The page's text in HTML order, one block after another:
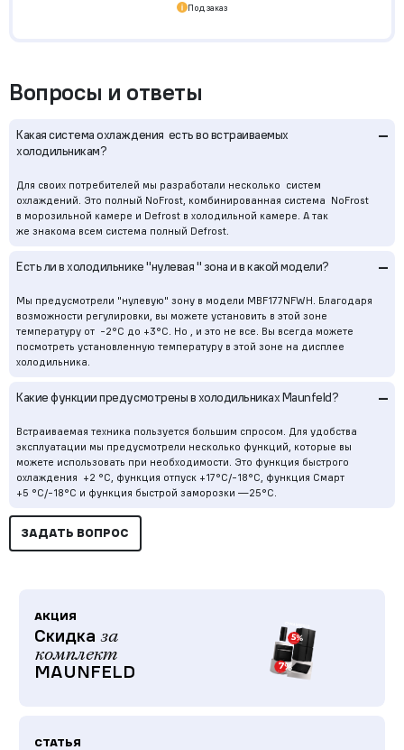
Вопросы и ответы
Какая система охлаждения есть во встраиваемых
холодильникам?
–
Для своих потребителей мы разработали несколько систем
охлаждений. Это полный NoFrost, комбинированная система NoFrost
в морозильной камере и Defrost в холодильной камере. А так
же знакома всем система полный Defrost.
Есть ли в холодильнике "нулевая " зона и в какой модели? –
Мы предусмотрели "нулевую" зону в модели MBF177NFWН. Благодаря
возможности регулировки, вы можете установить в этой зоне
температуру от -2°С до +3°С. Но , и это не все. Вы всегда можете
посмотреть установленную температуру в этой зоне на дисплее
холодильника.
Какие функции предусмотрены в холодильниках Maunfeld? –
Встраиваемая техника пользуется большим спросом. Для удобства
эксплуатации мы предусмотрели несколько функций, которые вы
можете использовать при необходимости. Это функция быстрого
охлаждения +2 °С, функция отпуск +17°С/-18°С, функция Смарт
+5 °С/-18°С и функция быстрой заморозки —25°С.
ЗАДАТЬ ВОПРОС
Под заказ
АКЦИЯ
Скидка за
комплект
MAUNFELD
СТАТЬЯ